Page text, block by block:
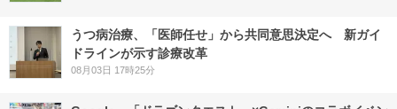
うつ病治療、「医師任せ」から共同意思決定へ 新ガイ
ドラインが示す診療改革
08月03日 17時25分